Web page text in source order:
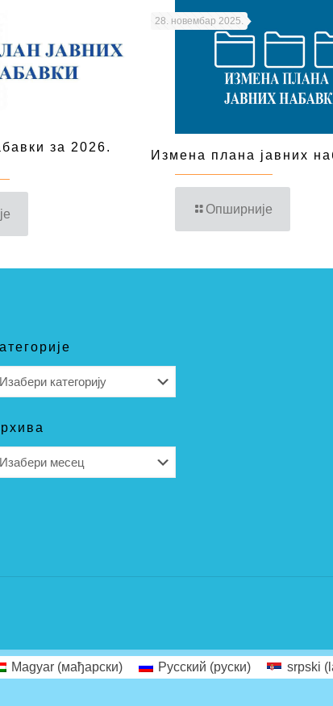
за 2026.
28. новембар 2025.
Измена плана јавних
Опширније
Magyar (мађарски) Русский (руски) srpski